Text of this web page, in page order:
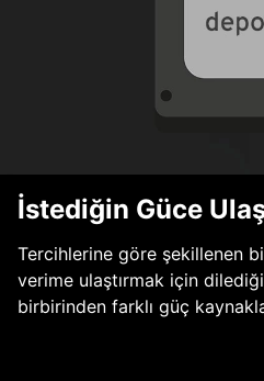
İstediğin Güce
Tercihlerine göre şekillenen
verime ulaştırmak için
birbirinden farklı güç